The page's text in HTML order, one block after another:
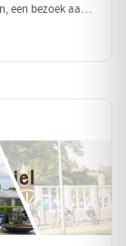
een bezoek aan
te